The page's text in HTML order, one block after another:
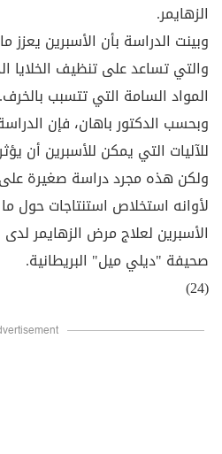
الزهايمر.
وبينت الدراسة بأن الأسبرين يعزز
والتي تساعد على تنظيف الخلايا
المواد السامة التي تتسبب بالخرف.
وبحسب الدكتور باهان، فإن
للآليات التي يمكن للأسبرين أن
ولكن هذه مجرد دراسة صغيرة على
لأوانه استخلاص استنتاجات حول
الأسبرين لعلاج مرض الزهايمر
صحيفة "ديلي ميل" البريطانية.
(24)